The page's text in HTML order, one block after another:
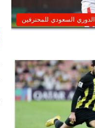
الدوري السعودي للمحترفين